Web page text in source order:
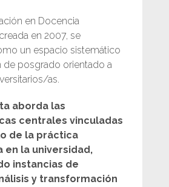
en Docencia
en 2007, se
un espacio sistemático
de posgrado orientado a
as.
aborda las
centrales vinculadas
de la práctica
en la universidad,
instancias de
y transformación